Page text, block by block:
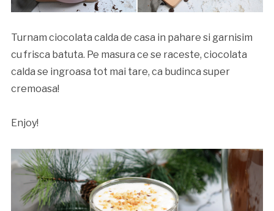
Turnam ciocolata calda de casa in pahare si garnisim
cu frisca batuta. Pe masura ce se raceste, ciocolata
calda se ingroasa tot mai tare, ca budinca super
cremoasa!
Enjoy!